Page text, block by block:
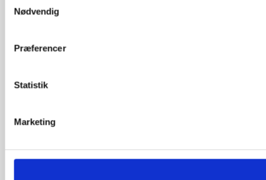
Nødvendig
Præferencer
Statistik
Marketing